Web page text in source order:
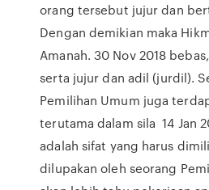
orang tersebut jujur dan
Dengan demikian maka
Amanah. 30 Nov 2018
serta jujur dan adil (jurdil).
Pemilihan Umum juga
terutama dalam sila 14 Jan
adalah sifat yang harus
dilupakan oleh seorang